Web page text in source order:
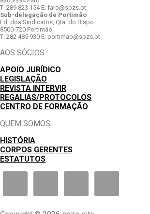
T: 289 823 154 E: faro@spzs.pt
Sub-delegação de Portimão
Ed. dos Sindicatos, Qta. do Bispo
8500-720 Portimão
T: 282 485 930 E: portimao@spzs.pt
AOS SÓCIOS
APOIO JURÍDICO
LEGISLAÇÃO
REVISTA INTERVIR
REGALIAS/PROTOCOLOS
CENTRO DE FORMAÇÃO
QUEM SOMOS
HISTÓRIA
CORPOS GERENTES
ESTATUTOS